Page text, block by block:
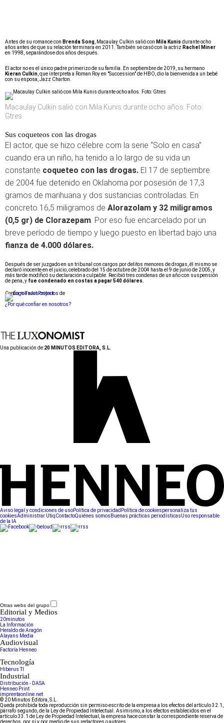
Antes de su romance con Brenda Song , Macaulay Culkin salió con Mila Kunis durante ocho
años antes de que su relación terminara en 2011.También se casó con la actriz Rachel Miner
en 1998, separándose dos años después.
El actor no es el único padre primerizo de su familia. En septiembre de 2019, su hermano
Kieran Culkin , que interpreta a Roman Roy en "Succession" de HBO, dio la bienvenida a un bebé
con su esposa, Jazz Charton.
Macaulay Culkin salió con Mila Kunis durante ocho años. Foto:
Gtres
Sus coqueteos con las drogas
El actor, que se hizo célebre com la serie “Solo en casa”
cuando era un niño, ha tenido a lo largo de su vida un
constante coqueteo con las drogas. El 17 de septiembre
de 2004 fue detenido en Oklahoma por posesión de 17,3
gramos de marihuana y dos sustancias controladas. En
concreto 16,5 miligramos de Alorazolam y 32 miligramos
(0,5 gr) de Clorazepam. Por eso fue encarcelado por un
breve período de tiempo y luego puesto en libertad bajo una
fianza de 4.000 dólares.
Después de ser juzgado en un tribunal con cargos por delitos menores de drogas, él mismo se
declaró inocente en el juicio, celebrado del 15 de octubre de 2004 hasta el 9 de junio de 2005, y
más tarde modificó su declaración a culpable. Recibió tres condenas de un año con suspensión
de pena, y fue condenado en costas a pagar 540 dólares.
Conforme a los criterios de
¿Por qué confiar en nosotros?
Una publicación de:20 MINUTOS EDITORA, S.L.
Aviso legal y condiciones de usoPolítica de privacidad Política de cookiespersonaliza tus
cookiesAdministrar UtiqContactoQuiénes somos Buenas prácticas periodísticasUso responsable
de la IA
Otras webs del grupo
Editorial y Medios
20minutos
La Información
Heraldo de Aragón
Alayans Media
Audiovisual
Factoría Henneo
Tecnología
Hiberus TI
Industrial
Distribución - DASA
Henneo Print
imprentaonline.net
© 20 Minutos Editora, S.L.
Queda prohibida toda reproducción sin permiso escrito de la empresa a los efectos del artículo 32.1,
párrafo segundo, de la Ley de Propiedad Intelectual. Asimismo, a los efectos establecidos en el
artículo 33.1 de Ley de Propiedad Intelectual, la empresa hace constar la correspondiente reserva de
derechos, por sí y por medio de sus redactores o autores.